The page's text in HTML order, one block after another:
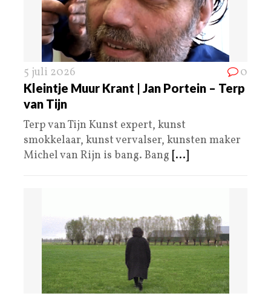
5 juli 2026 0
Kleintje Muur Krant | Jan Portein – Terp
van Tijn
Terp van Tijn Kunst expert, kunst
smokkelaar, kunst vervalser, kunsten maker
Michel van Rijn is bang. Bang [...]